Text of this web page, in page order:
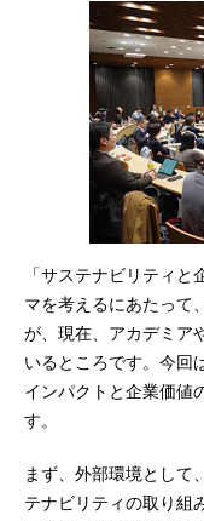
「サステナビリティ
マを考えるにあたって
が、現在、アカデミア
いるところです。今回
インパクトと企業価値
す。
まず、外部環境として
テナビリティの取り組